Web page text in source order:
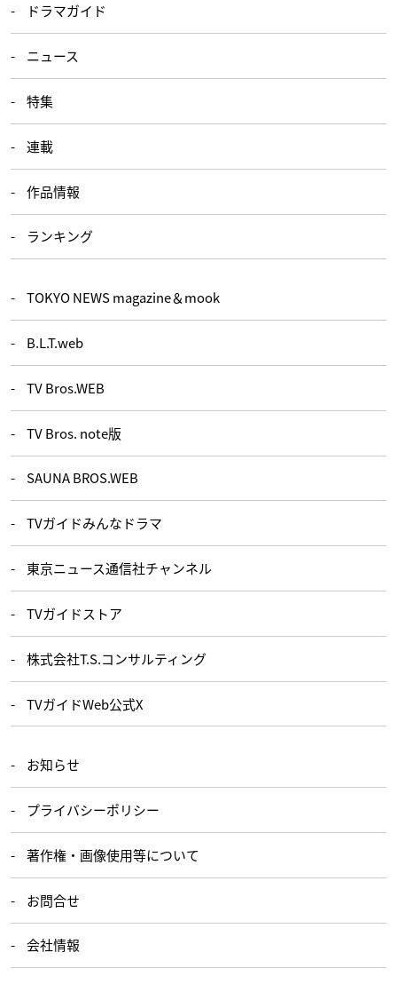
ドラマガイド
ニュース
特集
連載
作品情報
ランキング
TOKYO NEWS magazine＆mook
B.L.T.web
TV Bros.WEB
TV Bros. note版
SAUNA BROS.WEB
TVガイドみんなドラマ
東京ニュース通信社チャンネル
TVガイドストア
株式会社T.S.コンサルティング
TVガイドWeb公式X
お知らせ
プライバシーポリシー
著作権・画像使用等について
お問合せ
会社情報